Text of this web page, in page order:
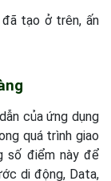
tạo ở trên, ấn
của ứng dụng
quá trình giao
số điểm này để
di động, Data,